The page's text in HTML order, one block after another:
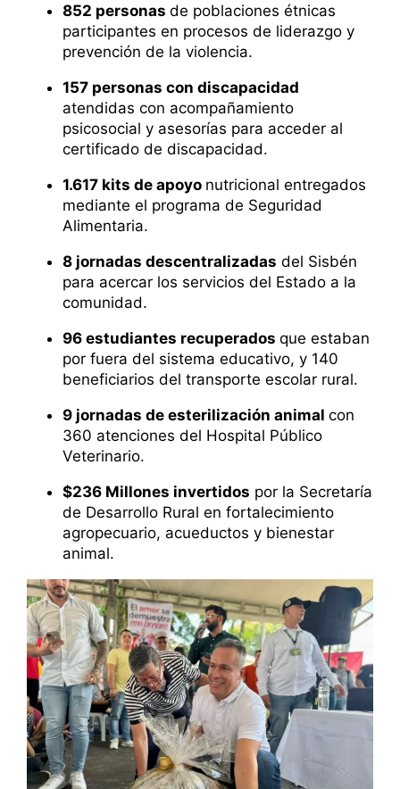
852 personasde poblaciones étnicas
participantes en procesos de liderazgo y
prevención de la violencia.
157 personas con discapacidad
atendidas con acompañamiento
psicosocial y asesorías para acceder al
certificado de discapacidad.
1.617 kits de apoyo nutricional entregados
mediante el programa de Seguridad
Alimentaria.
8 jornadas descentralizadas del Sisbén
para acercar los servicios del Estado a la
comunidad.
96 estudiantes recuperadosque estaban
por fuera del sistema educativo, y 140
beneficiarios del transporte escolar rural.
9 jornadas de esterilización animalcon
360 atenciones del Hospital Público
Veterinario.
$236 Millones invertidos por la Secretaría
de Desarrollo Rural en fortalecimiento
agropecuario, acueductos y bienestar
animal.